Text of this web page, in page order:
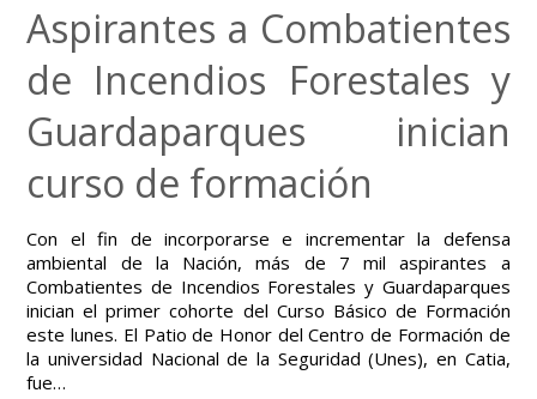
Aspirantes a Combatientes
de Incendios Forestales y
Guardaparques inician
curso de formación
Con el fin de incorporarse e incrementar la defensa
ambiental de la Nación, más de 7 mil aspirantes a
Combatientes de Incendios Forestales y Guardaparques
inician el primer cohorte del Curso Básico de Formación
este lunes. El Patio de Honor del Centro de Formación de
la universidad Nacional de la Seguridad (Unes), en Catia,
fue…